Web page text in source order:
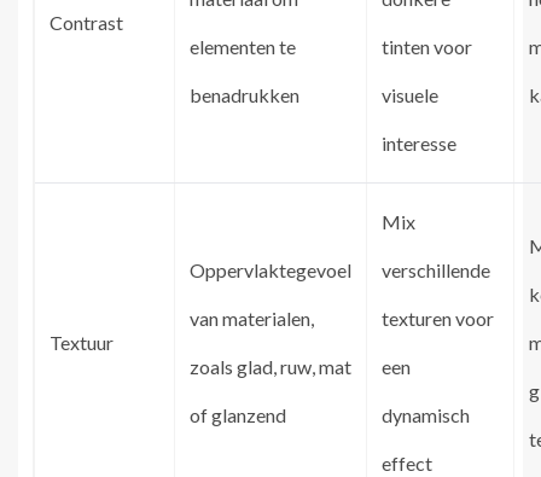
Contrast
elementen te
benadrukken
tinten voor
visuele
interesse
Textuur
Oppervlaktegevoel
van materialen,
zoals glad, ruw, mat
of glanzend
Mix
verschillende
texturen voor
een
dynamisch
effect